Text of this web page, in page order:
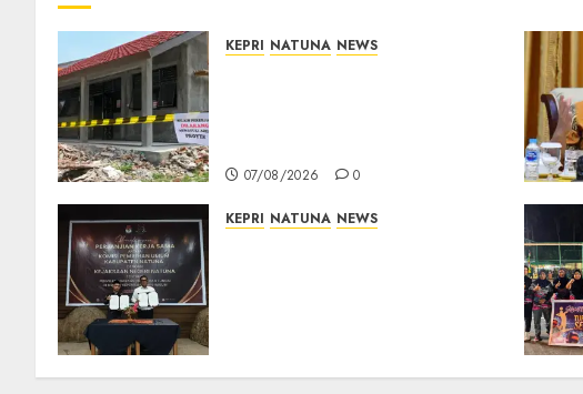
KEPRI NATUNA NEWS
07/08/2026 0
KEPRI NATUNA NEWS
07/08/2026 0